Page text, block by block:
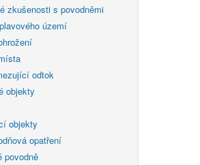
zkušenosti s povodněmi
území
odtok
objekty
objekty
opatření
povodně